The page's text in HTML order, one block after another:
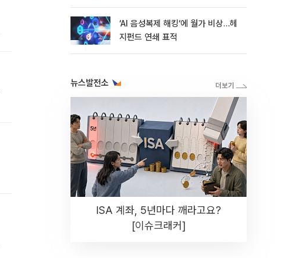
‘AI 음성복제 해킹‘에 월가 비상…헤
지펀드 연쇄 표적
뉴스발전소
ISA 계좌, 5년마다 깨라고요?
[이슈크래커]